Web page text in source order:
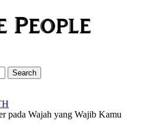
pada Wajah yang Wajib Kamu